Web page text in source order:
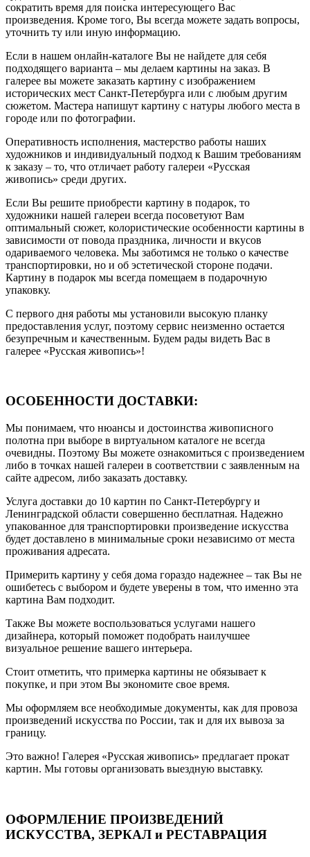
сократить время для поиска интересующего Вас
произведения. Кроме того, Вы всегда можете задать вопросы,
уточнить ту или иную информацию.
Если в нашем онлайн-каталоге Вы не найдете для себя
подходящего варианта – мы делаем картины на заказ. В
галерее вы можете заказать картину с изображением
исторических мест Санкт-Петербурга или с любым другим
сюжетом. Мастера напишут картину с натуры любого места в
городе или по фотографии.
Оперативность исполнения, мастерство работы наших
художников и индивидуальный подход к Вашим требованиям
к заказу – то, что отличает работу галереи «Русская
живопись» среди других.
Если Вы решите приобрести картину в подарок, то
художники нашей галереи всегда посоветуют Вам
оптимальный сюжет, колористические особенности картины в
зависимости от повода праздника, личности и вкусов
одариваемого человека. Мы заботимся не только о качестве
транспортировки, но и об эстетической стороне подачи.
Картину в подарок мы всегда помещаем в подарочную
упаковку.
С первого дня работы мы установили высокую планку
предоставления услуг, поэтому сервис неизменно остается
безупречным и качественным. Будем рады видеть Вас в
галерее «Русская живопись»!
ОСОБЕННОСТИ ДОСТАВКИ:
Мы понимаем, что нюансы и достоинства живописного
полотна при выборе в виртуальном каталоге не всегда
очевидны. Поэтому Вы можете ознакомиться с произведением
либо в точках нашей галереи в соответствии с заявленным на
сайте адресом, либо заказать доставку.
Услуга доставки до 10 картин по Санкт-Петербургу и
Ленинградской области совершенно бесплатная. Надежно
упакованное для транспортировки произведение искусства
будет доставлено в минимальные сроки независимо от места
проживания адресата.
Примерить картину у себя дома гораздо надежнее – так Вы не
ошибетесь с выбором и будете уверены в том, что именно эта
картина Вам подходит.
Также Вы можете воспользоваться услугами нашего
дизайнера, который поможет подобрать наилучшее
визуальное решение вашего интерьера.
Стоит отметить, что примерка картины не обязывает к
покупке, и при этом Вы экономите свое время.
Мы оформляем все необходимые документы, как для провоза
произведений искусства по России, так и для их вывоза за
границу.
Это важно! Галерея «Русская живопись» предлагает прокат
картин. Мы готовы организовать выездную выставку.
ОФОРМЛЕНИЕ ПРОИЗВЕДЕНИЙ
ИСКУССТВА, ЗЕРКАЛ и РЕСТАВРАЦИЯ